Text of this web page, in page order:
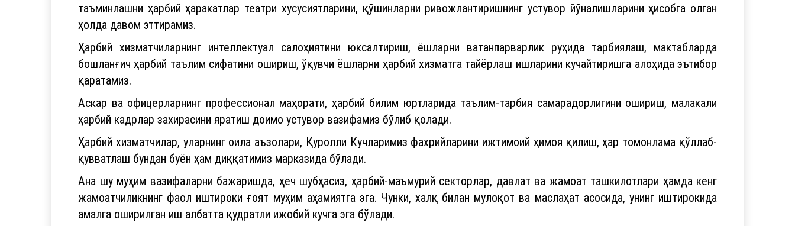
таъминлашни ҳарбий ҳаракатлар театри хусусиятларини, қўшинларни ривожлантиришнинг устувор йўналишларини ҳисобга олган
ҳолда давом эттирамиз.
Ҳарбий хизматчиларнинг интеллектуал салоҳиятини юксалтириш, ёшларни ватанпарварлик руҳида тарбиялаш, мактабларда
бошланғич ҳарбий таълим сифатини ошириш, ўқувчи ёшларни ҳарбий хизматга тайёрлаш ишларини кучайтиришга алоҳида эътибор
қаратамиз.
Аскар ва офицерларнинг профессионал маҳорати, ҳарбий билим юртларида таълим-тарбия самарадорлигини ошириш, малакали
ҳарбий кадрлар захирасини яратиш доимо устувор вазифамиз бўлиб қолади.
Ҳарбий хизматчилар, уларнинг оила аъзолари, Қуролли Кучларимиз фахрийларини ижтимоий ҳимоя қилиш, ҳар томонлама қўллаб-
қувватлаш бундан буён ҳам диққатимиз марказида бўлади.
Ана шу муҳим вазифаларни бажаришда, ҳеч шубҳасиз, ҳарбий-маъмурий секторлар, давлат ва жамоат ташкилотлари ҳамда кенг
жамоатчиликнинг фаол иштироки ғоят муҳим аҳамиятга эга. Чунки, халқ билан мулоқот ва маслаҳат асосида, унинг иштирокида
амалга оширилган иш албатта қудратли ижобий кучга эга бўлади.